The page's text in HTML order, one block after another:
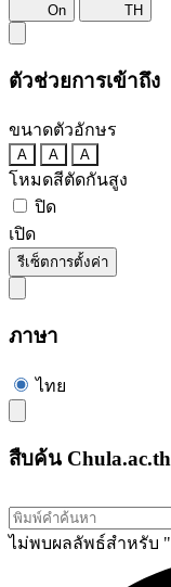
On TH
ตัวช่วยการเข้าถึง
ขนาดตัวอักษร
A A A
โหมดสีตัดกันสูง
ปิด
เปิด
รีเซ็ตการตั้งค่า
ภาษา
ไทย
สืบค้น Chula.ac.th
ไม่พบผลลัพธ์สำหรับ "